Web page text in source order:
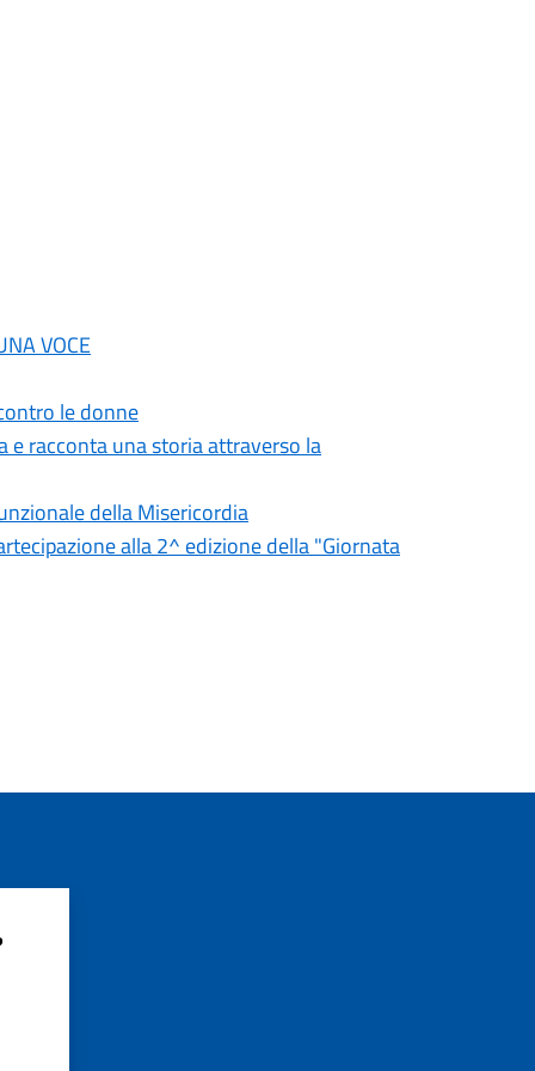
VOCE
le donne
e racconta una storia attraverso la
della Misericordia
alla 2^ edizione della "Giornata